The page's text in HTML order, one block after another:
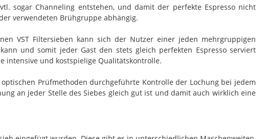
sogar Channeling entstehen, und damit der perfekte Espresso nicht
verwendeten Brühgruppe abhängig.
VST Filtersieben kann sich der Nutzer einer jeden mehrgruppigen
und somit jeder Gast den stets gleich perfekten Espresso serviert
intensive und kostspielige Qualitätskontrolle.
Prüfmethoden durchgeführte Kontrolle der Lochung bei jedem
an jeder Stelle des Siebes gleich gut ist und damit auch wirklich eine